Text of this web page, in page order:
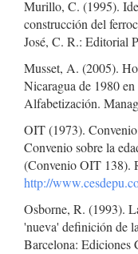
Murillo, C. (1995).
construcción del
José, C. R.: Editorial
Musset, A. (2005).
Nicaragua de 1980
Alfabetización.
OIT (1973).
Convenio sobre la
(Convenio OIT 138).
http://
Osborne, R. (1993).
'nueva' definición de
Barcelona: Ediciones